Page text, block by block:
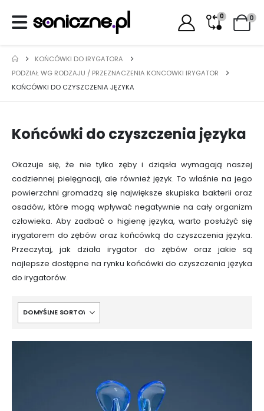
0 0
KOŃCÓWKI DO IRYGATORA
PODZIAŁ WG RODZAJU / PRZEZNACZENIA KONCOWKI IRYGATOR
KOŃCÓWKI DO CZYSZCZENIA JĘZYKA
Końcówki do czyszczenia języka
Okazuje się, że nie tylko zęby i dziąsła wymagają naszej
codziennej pielęgnacji, ale również język. To właśnie na jego
powierzchni gromadzą się największe skupiska bakterii oraz
osadów, które mogą wpływać negatywnie na cały organizm
człowieka. Aby zadbać o higienę języka, warto posłużyć się
irygatorem do zębów oraz końcówką do czyszczenia języka.
Przeczytaj, jak działa irygator do zębów oraz jakie są
najlepsze dostępne na rynku końcówki do czyszczenia języka
do irygatorów.